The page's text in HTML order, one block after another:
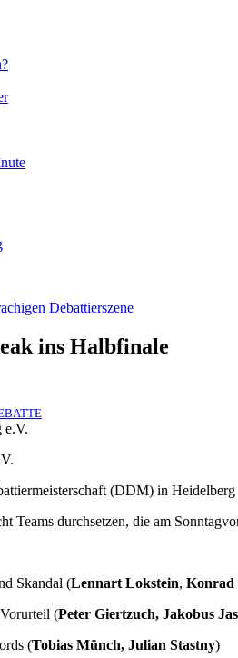
Debattierszene
ins Halbfinale
(DDM) in
Teams durchsetzen, die am
Skandal (Lennart Lokstein, Konrad
(Peter Giertzuch, Jakobus
(Tobias Münch, Julian Stastny)